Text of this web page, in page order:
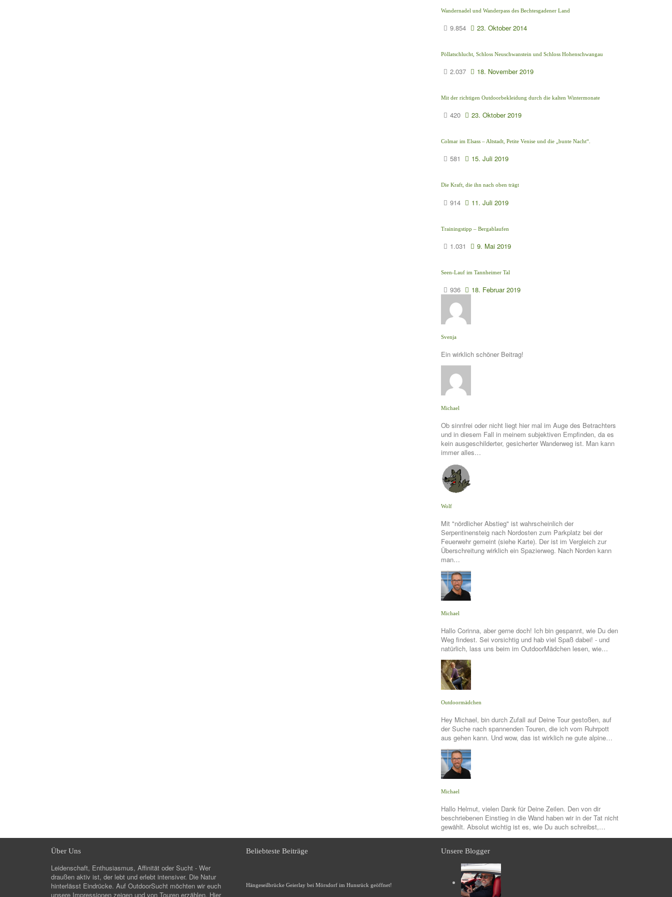
Wandernadel und Wanderpass des Bechtesgadener Land
9.854 23. Oktober 2014
Pöllatschlucht, Schloss Neuschwanstein und Schloss Hohenschwangau
2.037 18. November 2019
Mit der richtigen Outdoorbekleidung durch die kalten Wintermonate
420 23. Oktober 2019
Colmar im Elsass – Altstadt, Petite Venise und die „bunte Nacht“.
581 15. Juli 2019
Die Kraft, die ihn nach oben trägt
914 11. Juli 2019
Trainingstipp – Bergablaufen
1.031 9. Mai 2019
Seen-Lauf im Tannheimer Tal
936 18. Februar 2019
Svenja
Ein wirklich schöner Beitrag!
Michael
Ob sinnfrei oder nicht liegt hier mal im Auge des Betrachters
und in diesem Fall in meinem subjektiven Empfinden, da es
kein ausgeschilderter, gesicherter Wanderweg ist. Man kann
immer alles…
Wolf
Mit "nördlicher Abstieg" ist wahrscheinlich der
Serpentinensteig nach Nordosten zum Parkplatz bei der
Feuerwehr gemeint (siehe Karte). Der ist im Vergleich zur
Überschreitung wirklich ein Spazierweg. Nach Norden kann
man…
Michael
Hallo Corinna, aber gerne doch! Ich bin gespannt, wie Du den
Weg findest. Sei vorsichtig und hab viel Spaß dabei! - und
natürlich, lass uns beim im OutdoorMädchen lesen, wie…
Outdoormädchen
Hey Michael, bin durch Zufall auf Deine Tour gestoßen, auf
der Suche nach spannenden Touren, die ich vom Ruhrpott
aus gehen kann. Und wow, das ist wirklich ne gute alpine…
Michael
Hallo Helmut, vielen Dank für Deine Zeilen. Den von dir
beschriebenen Einstieg in die Wand haben wir in der Tat nicht
gewählt. Absolut wichtig ist es, wie Du auch schreibst,…
Über Uns
Leidenschaft, Enthusiasmus, Affinität oder Sucht - Wer
draußen aktiv ist, der lebt und erlebt intensiver. Die Natur
hinterlässt Eindrücke. Auf OutdoorSucht möchten wir euch
unsere Impressionen zeigen und von Touren erzählen. Hier
Beliebteste Beiträge
Hängeseilbrücke Geierlay bei Mörsdorf im Hunsrück geöffnet!
Unsere Blogger